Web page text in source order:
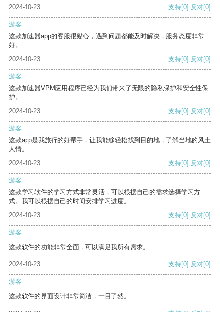
2024-10-23 支持[0] 反对[0]
游客
这款加速器app的客服很贴心，遇到问题都能及时解决，服务态度非常
好。
2024-10-23
支持[0] 反对[0]
游客
这款加速器VPM应用程序已经为我们带来了无限的隐私保护和安全性保
护。
2024-10-23
支持[0] 反对[0]
游客
这款app是我旅行的好帮手，让我能够轻松找到目的地，了解当地的风土
人情。
2024-10-23
支持[0] 反对[0]
游客
这款学习软件的学习方式非常灵活，可以根据自己的需求选择学习方
式。我可以根据自己的时间安排学习进度。
2024-10-23
支持[0] 反对[0]
游客
这款软件的功能非常全面，可以满足我所有需求。
2024-10-23 支持[0] 反对[0]
游客
这款软件的界面设计非常简洁，一目了然。